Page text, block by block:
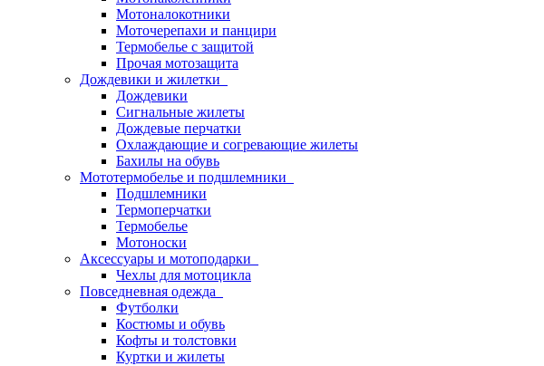
Мотоналокотники
Моточерепахи и панцири
Термобелье с защитой
Прочая мотозащита
Дождевики и жилетки
Дождевики
Сигнальные жилеты
Дождевые перчатки
Охлаждающие и согревающие жилеты
Бахилы на обувь
Мототермобелье и подшлемники
Подшлемники
Термоперчатки
Термобелье
Мотоноски
Аксессуары и мотоподарки
Чехлы для мотоцикла
Повседневная одежда
Футболки
Костюмы и обувь
Кофты и толстовки
Куртки и жилеты